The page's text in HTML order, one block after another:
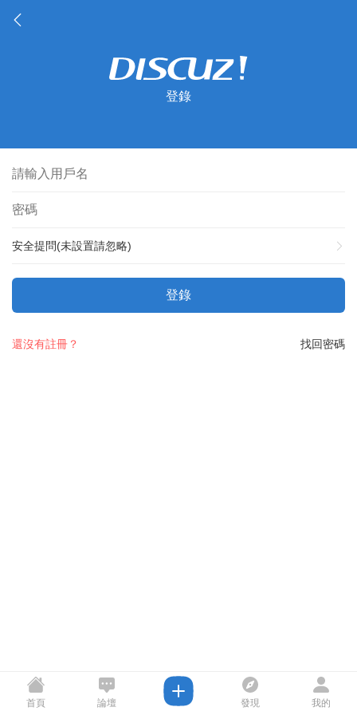
登錄
安全提問(未設置請忽略)
登錄
找回密碼
還沒有註冊？
首頁 論壇 發現 我的